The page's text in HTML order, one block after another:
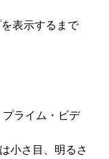
表示するまで
ライム・ビデ
小さ目、明るさ